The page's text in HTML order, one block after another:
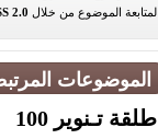
لمتابعة الموضوع من خلال 2.0
الموضوعات
طلقة تـنوير 100